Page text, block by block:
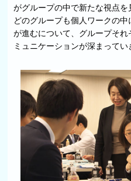
がグループの中で新たな視点を
どのグループも個人ワークの
が進むについて、グループそ
ミュニケーションが深まってい